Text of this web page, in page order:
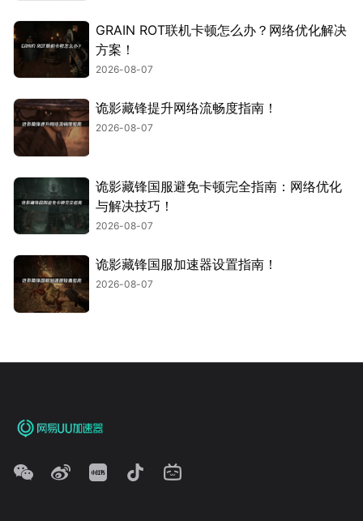
GRAIN ROT联机卡顿怎么办？网络优化解决
方案！
2026-08-07
诡影藏锋提升网络流畅度指南！
2026-08-07
诡影藏锋国服避免卡顿完全指南：网络优化
与解决技巧！
2026-08-07
诡影藏锋国服加速器设置指南！
2026-08-07